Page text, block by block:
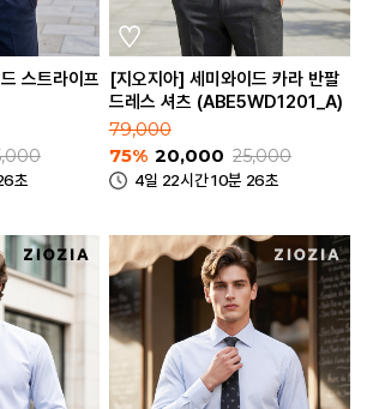
스트라이프
초
[지오지아] 세미와이드 카라 반팔
드레스 셔츠 (ABE5WD1201_A)
79,000
75% 20,000 25,000
4일 22시간 10분 26초